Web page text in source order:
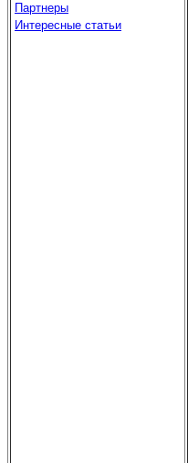
Партнеры
Интересные статьи